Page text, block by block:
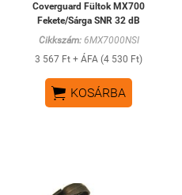
Coverguard Fültok MX700
Fekete/Sárga SNR 32 dB
Cikkszám:6MX7000NSI
3 567 Ft + ÁFA (4 530 Ft)
 KOSÁRBA